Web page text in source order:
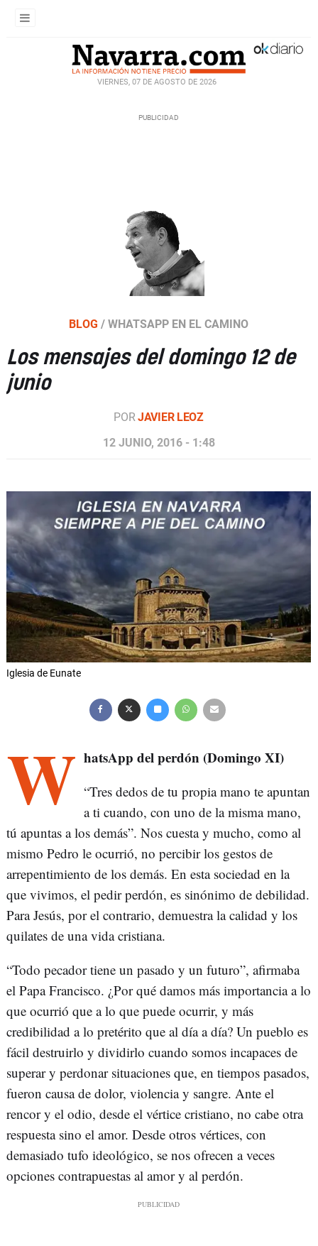
VIERNES, 07 DE AGOSTO DE 2026
BLOG / WHATSAPP EN EL CAMINO
Los mensajes del domingo 12 de
junio
PORJAVIER LEOZ
12 JUNIO, 2016 - 1:48
Iglesia de Eunate
W hatsApp del perdón (Domingo XI)
“Tres dedos de tu propia mano te apuntan
a ti cuando, con uno de la misma mano,
tú apuntas a los demás”. Nos cuesta y mucho, como al
mismo Pedro le ocurrió, no percibir los gestos de
arrepentimiento de los demás. En esta sociedad en la
que vivimos, el pedir perdón, es sinónimo de debilidad.
Para Jesús, por el contrario, demuestra la calidad y los
quilates de una vida cristiana.
“Todo pecador tiene un pasado y un futuro”, afirmaba
el Papa Francisco. ¿Por qué damos más importancia a lo
que ocurrió que a lo que puede ocurrir, y más
credibilidad a lo pretérito que al día a día? Un pueblo es
fácil destruirlo y dividirlo cuando somos incapaces de
superar y perdonar situaciones que, en tiempos pasados,
fueron causa de dolor, violencia y sangre. Ante el
rencor y el odio, desde el vértice cristiano, no cabe otra
respuesta sino el amor. Desde otros vértices, con
demasiado tufo ideológico, se nos ofrecen a veces
opciones contrapuestas al amor y al perdón.